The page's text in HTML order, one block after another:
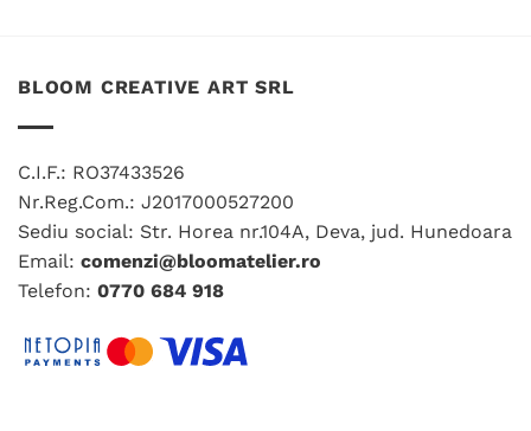
multe
fi
alese
în
pagina
în
BLOOM CREATIVE ART SRL
C.I.F.: RO37433526
Nr.Reg.Com.: J2017000527200
Sediu social: Str. Horea nr.104A, Deva, jud. Hunedoara
Email: comenzi@bloomatelier.ro
Telefon: 0770 684 918